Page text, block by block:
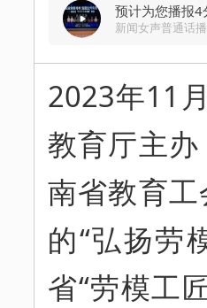
预计为您播报4
新闻女声普通话
2023年11
教育厅主
南省教育
的“弘扬劳
省“劳模工